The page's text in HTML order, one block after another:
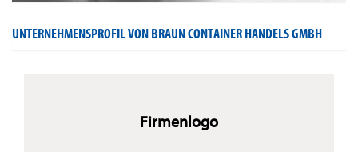
UNTERNEHMENSPROFIL VON BRAUN CONTAINER HANDELS GMBH
Firmenlogo